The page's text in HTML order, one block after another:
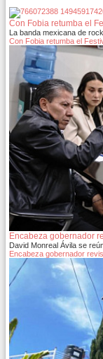
Con Fobia retumba el
La banda mexicana de
Con Fobia retumba el
Encabeza gobernador
David Monreal Ávila se
Encabeza gobernador